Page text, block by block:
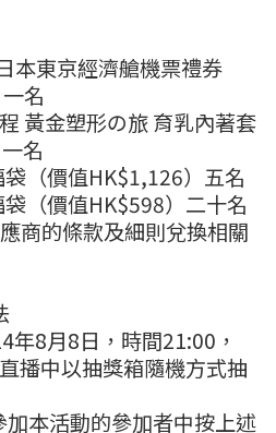
本東京經濟艙機票禮券
名
黃金塑形の旅 育乳內著套
名
（價值HK$1,126）五名
（價值HK$598）二十名
商的條款及細則兌換相關
年8月8日，時間21:00，
播中以抽獎箱隨機方式抽
本活動的參加者中按上述